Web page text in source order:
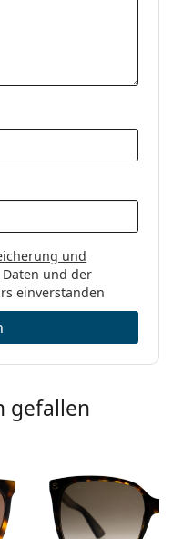
und
und der
einverstanden
gefallen